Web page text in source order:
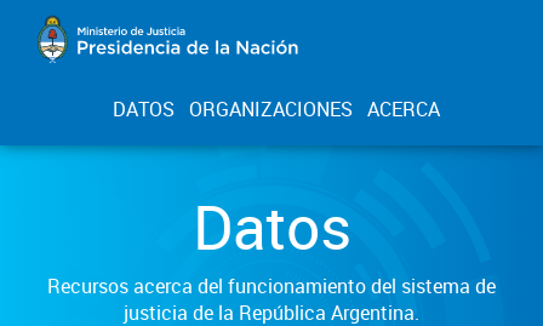
DATOS ORGANIZACIONES ACERCA
Datos
Recursos acerca del funcionamiento del sistema de
justicia de la República Argentina.